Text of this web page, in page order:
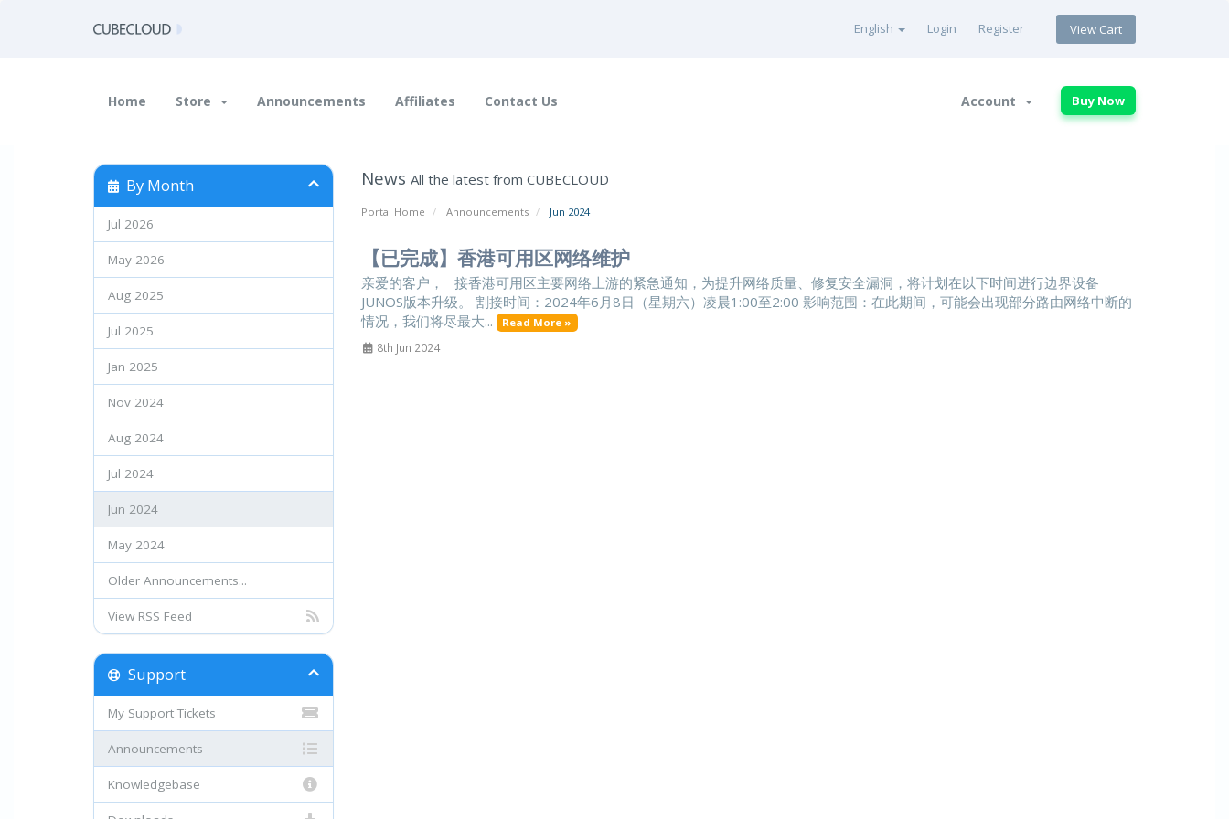
English Login Register View Cart
Home Store Announcements Affiliates Contact Us Account Buy Now
News All the latest from CUBECLOUD
Portal Home Announcements Jun 2024
By Month
Jul 2026
May 2026
Aug 2025
Jul 2025
Jan 2025
Nov 2024
Aug 2024
Jul 2024
Jun 2024
May 2024
Older Announcements...
View RSS Feed
【已完成】香港可用区网络维护
亲爱的客户， 接香港可用区主要网络上游的紧急通知，为提升网络质量、修复安全漏洞，将计划在以下时间进行边界设备
JUNOS版本升级。 割接时间：2024年6月8日（星期六）凌晨1:00至2:00 影响范围：在此期间，可能会出现部分路由网络中断的
情况，我们将尽最大...
Read More »
8th Jun 2024
Support
My Support Tickets
Announcements
Knowledgebase